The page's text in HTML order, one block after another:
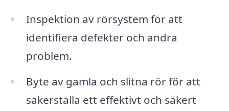
Inspektion av rörsystem för att
identifiera defekter och andra
problem.
Byte av gamla och slitna rör för att
säkerställa ett effektivt och säkert